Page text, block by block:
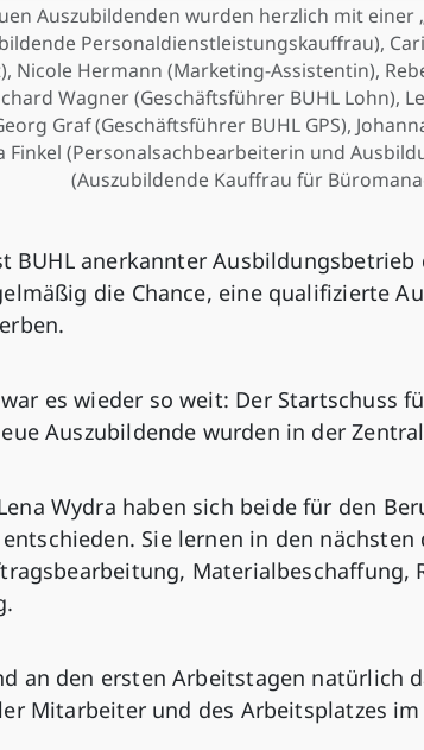
Auszubildenden wurden herzlich mit einer
Personaldienstleistungskauffrau),
Nicole Hermann (Marketing-Assistentin),
Wagner (Geschäftsführer BUHL Lohn),
Graf (Geschäftsführer BUHL GPS),
Finkel (Personalsachbearbeiterin und
(Auszubildende Kauffrau für
BUHL anerkannter
die Chance, eine qualifizierte
es wieder so weit: Der Startschuss
Auszubildende wurden in der
Wydra haben sich beide für den
Sie lernen in den
Materialbeschaffung,
an den ersten Arbeitstagen natürlich
Mitarbeiter und des Arbeitsplatzes